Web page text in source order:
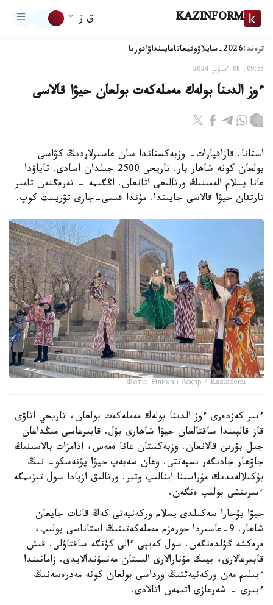
KAZINFORM ق ز
ترەند:2026-سايلاۋ وقيعاتاعايىنداۋاقوردا
09:55, 08 ءساۋىر 2024
ءوز الدىنا بولەك مەملەكەت بولعان حيۋا قالاسى
استانا. قازاقپارات- وزبەكستاندا سان عاسىرلاردىڭ كۋاسى
بولعان كونە شاھار بار. تاريحى 2500 جىلدان اسادى. تاياۋدا
عانا يسلام الەمىنىڭ ورتالىعى اتانعان. اڭگىمە - تەرەڭنەن تامىر
تارتقان حيۋا قالاسى جايىندا. مۇندا قىسى-جازى تۋريست كوپ.
Фото: Әлихан Асқар / Kazinform
ءبىر كەزدەرى ءوز الدىنا بولەك مەملەكەت بولعان، تاريحي اتاۋى
قاز قالپىندا ساقتالعان حيۋا شاھارى بۇل. قابىرعاسى مىڭداعان
جىل بۇرىن قالانعان. وزبەكستان عانا ەمەس، ادامزات بالاسىنىڭ
جاۋھار جادىگەر ىسپەتتى. وعان سەبەپ حيۋا يۋنەسكو- نىڭ
بۇكىلالەمدىك مۇراسىنا اينالىپ وتىر. ورتالىق ازيادا سول تىزىمگە
ءبىرىنشى بولىپ ەنگەن.
حيۋا بۇحارا سەكىلدى يسلام وركەنيەتى كەڭ قانات جايعان
شاھار. 9-عاسىردا حورەزم مەملەكەتىنىڭ استاناسى بولىپ،
ەرەكشە گۇلدەنگەن. سول كەيپى ءالى كۇنگە ساقتاۋلى. قىش
قابىرعالارى، بيىك مۇنارالارى الىستان مەنمۇندالايدى. زامانىندا
ءبىلىم مەن وركەنيەتتىڭ ورداسى بولعان كونە مەدرەسەنىڭ
ءبىرى - شەرعازى اتىمەن اتالادى.